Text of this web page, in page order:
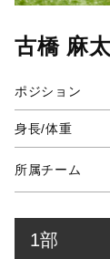
古橋 麻太
ポジション
身長/体重
所属チーム
1部